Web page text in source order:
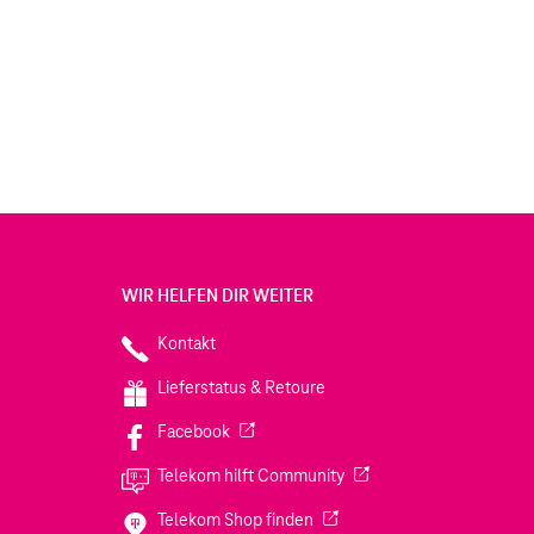
WIR HELFEN DIR WEITER
Kontakt
Lieferstatus & Retoure
Facebook(Wird in einem neuen Tab geöffnet)
Telekom hilft Community(Wird in einem neuen
Telekom Shop finden (Wird in einem neuen Tab